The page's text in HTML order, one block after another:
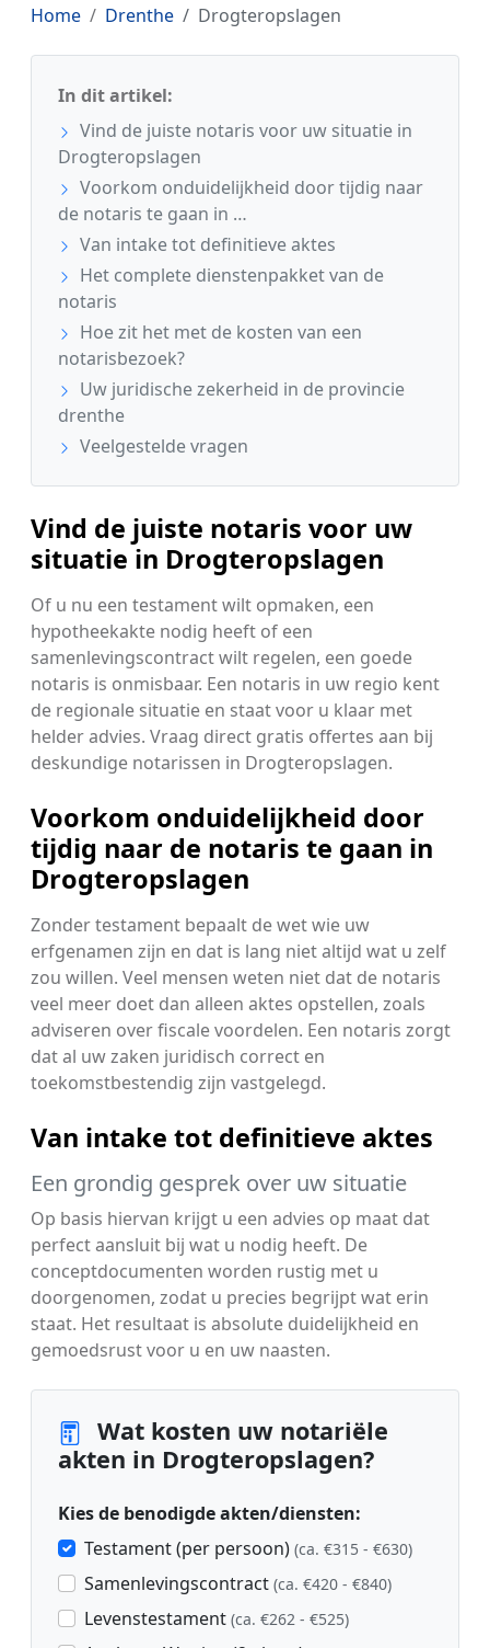
Home Drenthe Drogteropslagen
In dit artikel:
Vind de juiste notaris voor uw situatie in
Drogteropslagen
Voorkom onduidelijkheid door tijdig naar
de notaris te gaan in …
Van intake tot definitieve aktes
Het complete dienstenpakket van de
notaris
Hoe zit het met de kosten van een
notarisbezoek?
Uw juridische zekerheid in de provincie
drenthe
Veelgestelde vragen
Vind de juiste notaris voor uw
situatie in Drogteropslagen
Of u nu een testament wilt opmaken, een
hypotheekakte nodig heeft of een
samenlevingscontract wilt regelen, een goede
notaris is onmisbaar. Een notaris in uw regio kent
de regionale situatie en staat voor u klaar met
helder advies. Vraag direct gratis offertes aan bij
deskundige notarissen in Drogteropslagen.
Voorkom onduidelijkheid door
tijdig naar de notaris te gaan in
Drogteropslagen
Zonder testament bepaalt de wet wie uw
erfgenamen zijn en dat is lang niet altijd wat u zelf
zou willen. Veel mensen weten niet dat de notaris
veel meer doet dan alleen aktes opstellen, zoals
adviseren over fiscale voordelen. Een notaris zorgt
dat al uw zaken juridisch correct en
toekomstbestendig zijn vastgelegd.
Van intake tot definitieve aktes
Een grondig gesprek over uw situatie
Op basis hiervan krijgt u een advies op maat dat
perfect aansluit bij wat u nodig heeft. De
conceptdocumenten worden rustig met u
doorgenomen, zodat u precies begrijpt wat erin
staat. Het resultaat is absolute duidelijkheid en
gemoedsrust voor u en uw naasten.
Wat kosten uw notariële
akten in Drogteropslagen?
Kies de benodigde akten/diensten:
Testament (per persoon) (ca. €315 - €630)
Samenlevingscontract (ca. €420 - €840)
Levenstestament (ca. €262 - €525)